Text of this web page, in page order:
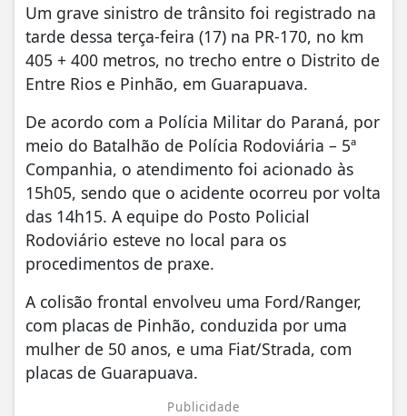
Um grave sinistro de trânsito foi registrado na
tarde dessa terça-feira (17) na PR-170, no km
405 + 400 metros, no trecho entre o Distrito de
Entre Rios e Pinhão, em Guarapuava.
De acordo com a Polícia Militar do Paraná, por
meio do Batalhão de Polícia Rodoviária – 5ª
Companhia, o atendimento foi acionado às
15h05, sendo que o acidente ocorreu por volta
das 14h15. A equipe do Posto Policial
Rodoviário esteve no local para os
procedimentos de praxe.
A colisão frontal envolveu uma Ford/Ranger,
com placas de Pinhão, conduzida por uma
mulher de 50 anos, e uma Fiat/Strada, com
placas de Guarapuava.
Publicidade